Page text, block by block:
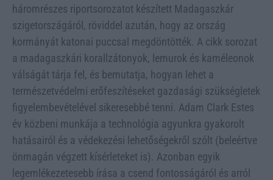
háromrészes riportsorozatot készített Madagaszkár
szigetországáról, röviddel azután, hogy az ország
kormányát katonai puccsal megdöntötték. A cikk sorozat
a madagaszkári korallzátonyok, lemurok és kaméleonok
válságát tárja fel, és bemutatja, hogyan lehet a
természetvédelmi erőfeszítéseket gazdasági szükségletek
figyelembevételével sikeresebbé tenni. Adam Clark Estes
év közbeni munkája a technológia agyunkra gyakorolt
hatásairól és a védekezési lehetőségekről szólt (beleértve
önmagán végzett kísérleteket is). Azonban egyik
legemlékezetesebb írása a csend fontosságáról és arról